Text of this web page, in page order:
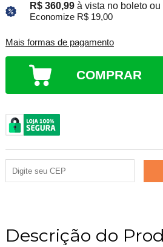
R$ 360,99 à vista no boleto ou
Economize R$ 19,00
Mais formas de pagamento
COMPRAR
Descrição do